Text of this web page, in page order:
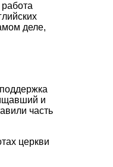
деле,
и
часть
церкви